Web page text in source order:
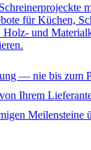
für Küchen,
Holz- und
— nie bis zum
Ihrem
Meilensteine